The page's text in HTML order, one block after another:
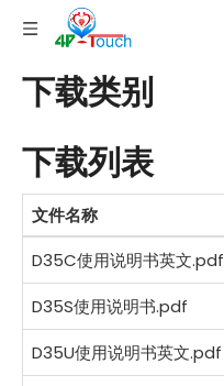
下载类别
下载列表
文件名称
D35C使用说明书英文.pdf
D35S使用说明书.pdf
D35U使用说明书英文.pdf